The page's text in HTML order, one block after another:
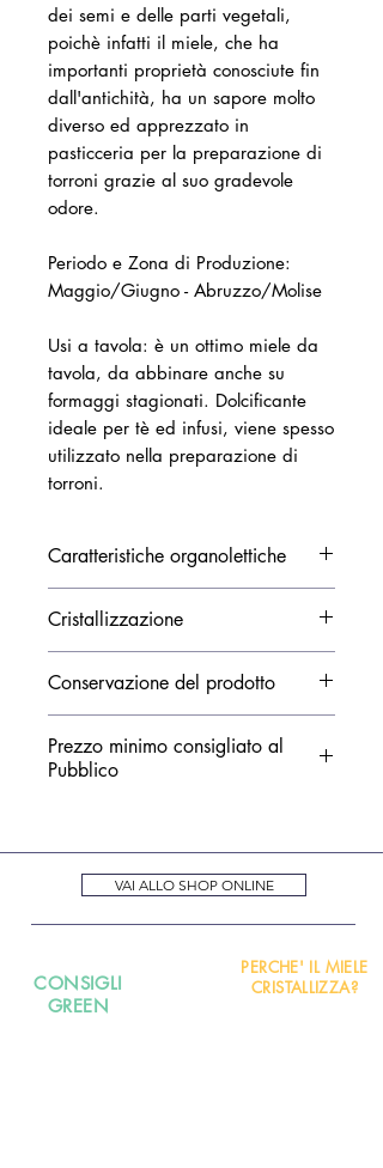
dei semi e delle parti vegetali,
poichè infatti il miele, che ha
importanti proprietà conosciute fin
dall'antichità, ha un sapore molto
diverso ed apprezzato in
pasticceria per la preparazione di
torroni grazie al suo gradevole
odore.
Periodo e Zona di Produzione:
Maggio/Giugno - Abruzzo/Molise
Usi a tavola: è un ottimo miele da
tavola, da abbinare anche su
formaggi stagionati. Dolcificante
ideale per tè ed infusi, viene spesso
utilizzato nella preparazione di
torroni.
Caratteristiche organolettiche
Odore: intenso e caratteristico
Sapore: aromatico, speziato e
gustoso
Cristallizzazione
Conservazione del prodotto
ambiente (non occorre tenerlo in
36 mesi (riportato in etichetta).
Prezzo minimo consigliato al
Pubblico
VAI ALLO SHOP ONLINE
CONSIGLI
GREEN
PERCHE' IL MIELE
CRISTALLIZZA?